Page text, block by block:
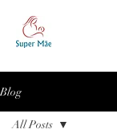
Blog
All Posts